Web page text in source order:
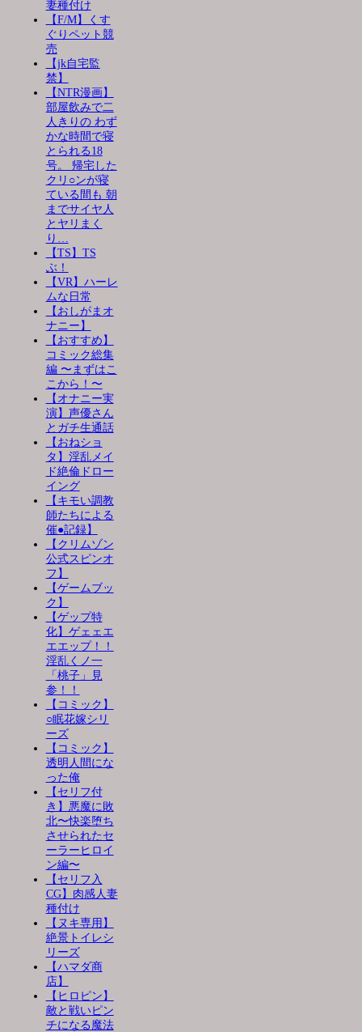
妻種付け
【F/M】くす
ぐりペット競
売
【jk自宅監
禁】
【NTR漫画】
部屋飲みで二
人きりの わず
かな時間で寝
とられる18
号。 帰宅した
クリ○ンが寝
ている間も 朝
までサイヤ人
とヤリまく
り…
【TS】TS
ぶ！
【VR】ハーレ
ムな日常
【おしがまオ
ナニー】
【おすすめ】
コミック総集
編 〜まずはこ
こから！〜
【オナニー実
演】声優さん
とガチ生通話
【おねショ
タ】淫乱メイ
ド絶倫ドロー
イング
【キモい調教
師たちによる
催●記録】
【クリムゾン
公式スピンオ
フ】
【ゲームブッ
ク】
【ゲップ特
化】ゲェェエ
エエップ！！
淫乱くノ一
「桃子」見
参！！
【コミック】
○眠花嫁シリ
ーズ
【コミック】
透明人間にな
った俺
【セリフ付
き】悪魔に敗
北〜快楽堕ち
させられたセ
ーラーヒロイ
ン編〜
【セリフ入
CG】肉感人妻
種付け
【ヌキ専用】
絶景トイレシ
リーズ
【ハマダ商
店】
【ヒロピン】
敵と戦いピン
チになる魔法